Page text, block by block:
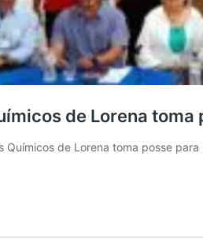
de Lorena
Químicos de Lorena toma posse